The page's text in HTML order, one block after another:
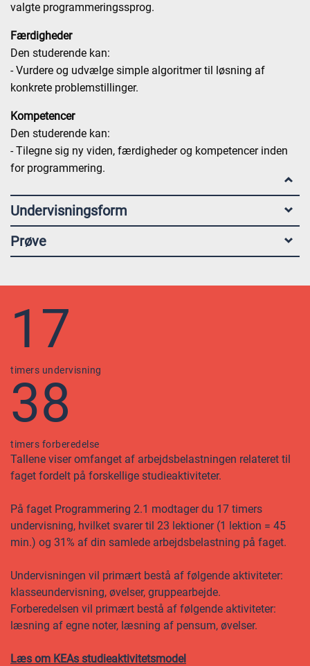
valgte programmeringssprog.
Færdigheder
Den studerende kan:
- Vurdere og udvælge simple algoritmer til løsning af
konkrete problemstillinger.
Kompetencer
Den studerende kan:
- Tilegne sig ny viden, færdigheder og kompetencer inden
for programmering.
Undervisningsform
Prøve
17
timers undervisning
38
timers forberedelse
Tallene viser omfanget af arbejdsbelastningen relateret til
faget fordelt på forskellige studieaktiviteter.
På faget Programmering 2.1 modtager du 17 timers
undervisning, hvilket svarer til 23 lektioner (1 lektion = 45
min.) og 31% af din samlede arbejdsbelastning på faget.
Undervisningen vil primært bestå af følgende aktiviteter:
klasseundervisning, øvelser, gruppearbejde.
Forberedelsen vil primært bestå af følgende aktiviteter:
læsning af egne noter, læsning af pensum, øvelser.
Læs om KEAs studieaktivitetsmodel